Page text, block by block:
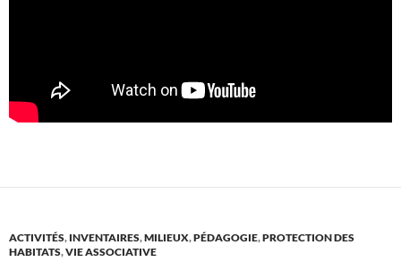
ACTIVITÉS, INVENTAIRES,MILIEUX,PÉDAGOGIE,PROTECTION DES
HABITATS,VIE ASSOCIATIVE